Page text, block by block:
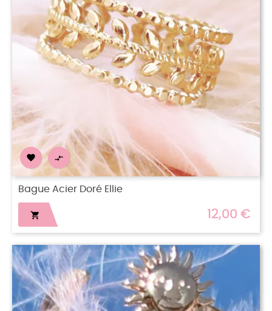
 
Bague Acier Doré Ellie
 12,00 €